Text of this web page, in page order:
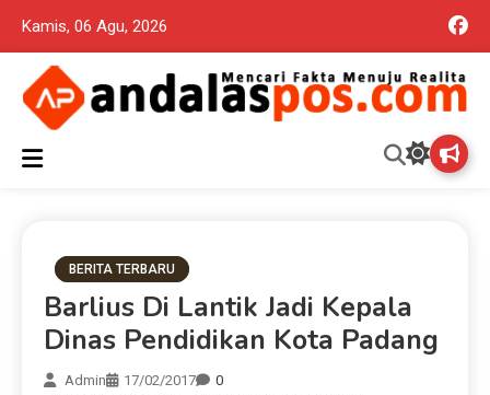
Kamis, 06 Agu, 2026
Andalas Pos Situs Berita
Mencari Fakta Menuju Realita memuat ragam berita aktual dan
terpercaya seputar politik nasional, daerah dan ragam berita
BERITA TERBARU
Barlius Di Lantik Jadi Kepala
Dinas Pendidikan Kota Padang
Admin 17/02/2017
0